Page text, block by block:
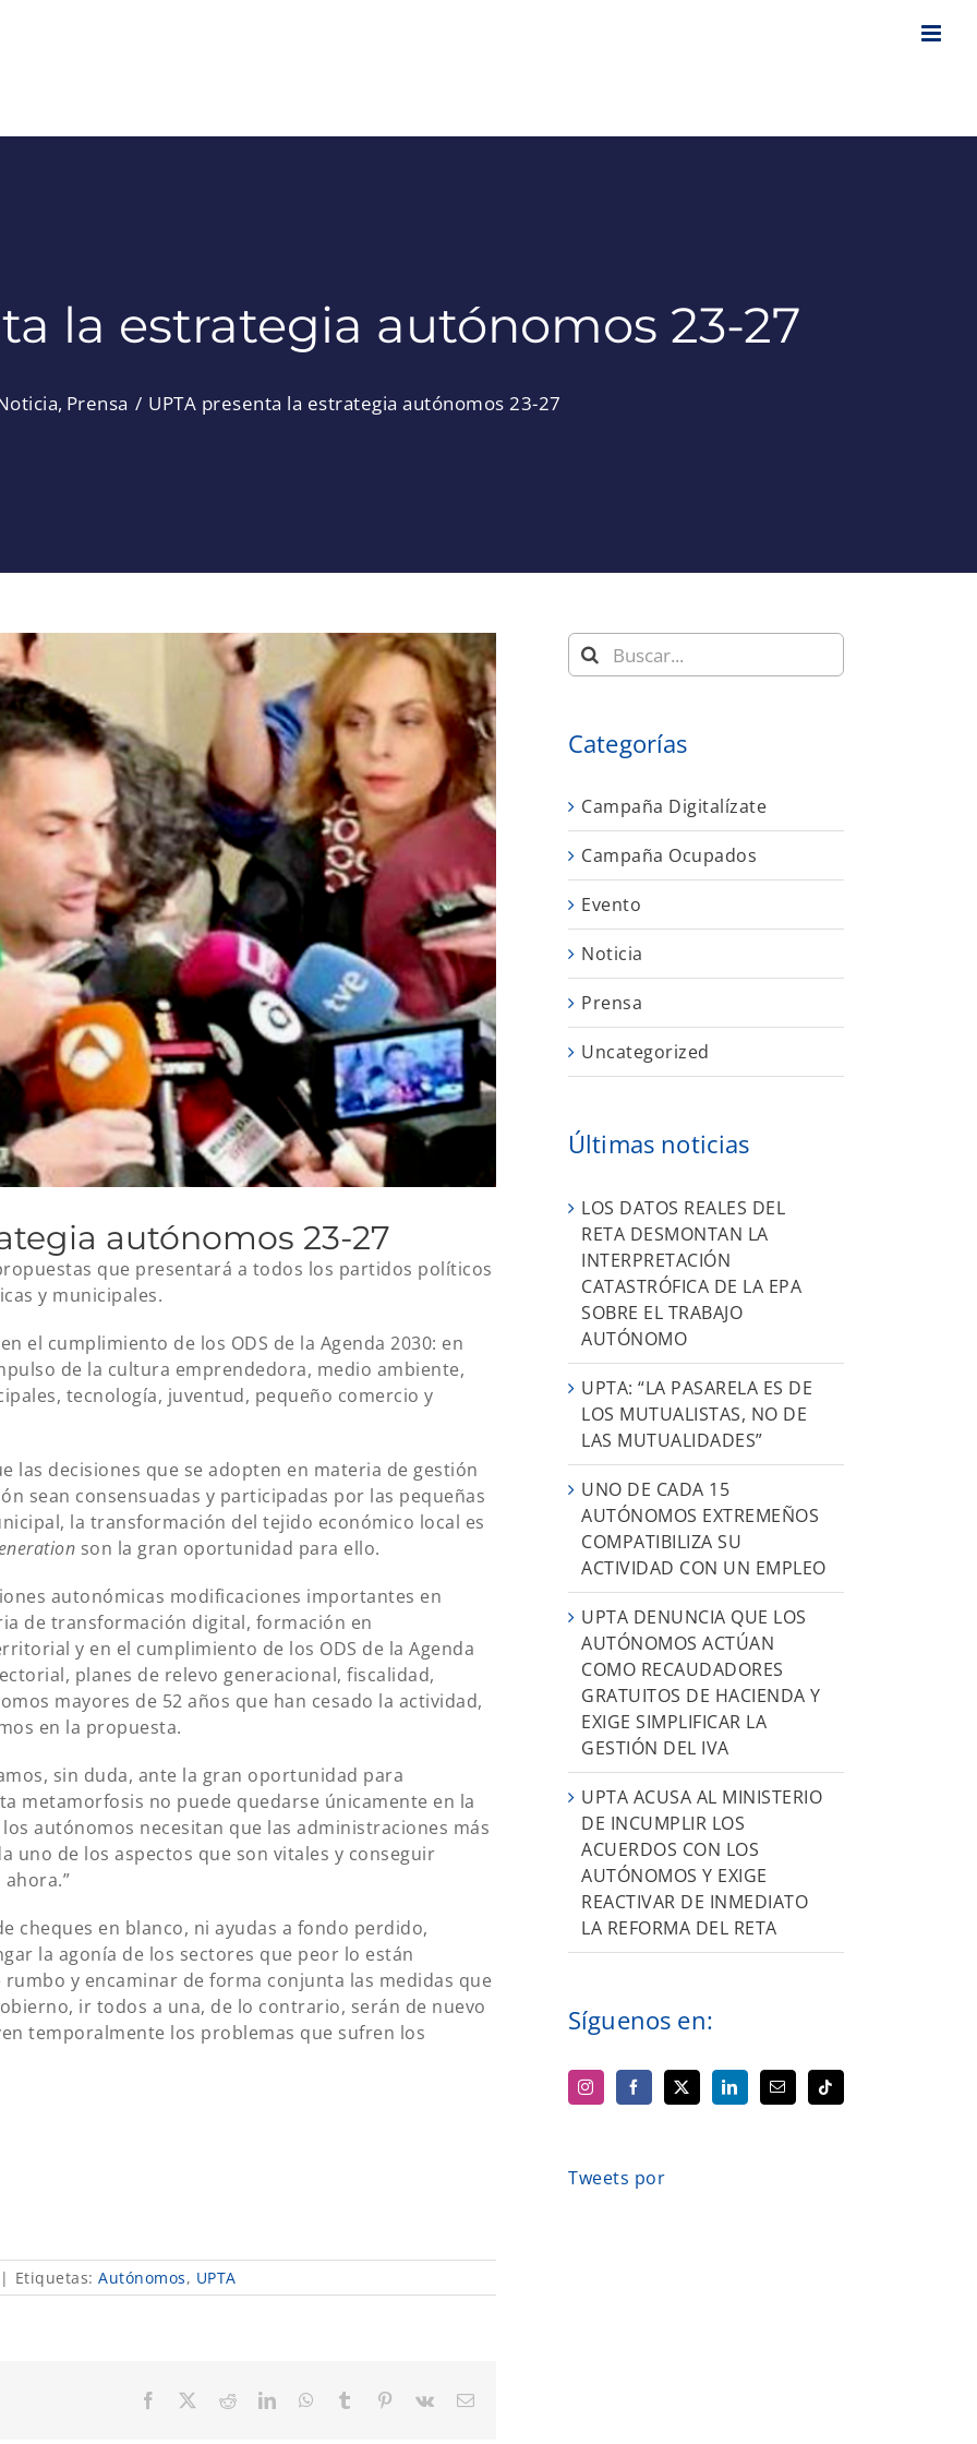
la estrategia autónomos 23-27
Prensa UPTA presenta la estrategia autónomos 23-27
autónomos 23-27
que presentará a todos los partidos políticos
y municipales.
el cumplimiento de los ODS de la Agenda 2030: en
de la cultura emprendedora, medio ambiente,
tecnología, juventud, pequeño comercio y
las decisiones que se adopten en materia de gestión
sean consensuadas y participadas por las pequeñas
la transformación del tejido económico local es
son la gran oportunidad para ello.
autonómicas modificaciones importantes en
de transformación digital, formación en
y en el cumplimiento de los ODS de la Agenda
planes de relevo generacional, fiscalidad,
mayores de 52 años que han cesado la actividad,
en la propuesta.
sin duda, ante la gran oportunidad para
metamorfosis no puede quedarse únicamente en la
autónomos necesitan que las administraciones más
uno de los aspectos que son vitales y conseguir
cheques en blanco, ni ayudas a fondo perdido,
la agonía de los sectores que peor lo están
y encaminar de forma conjunta las medidas que
ir todos a una, de lo contrario, serán de nuevo
temporalmente los problemas que sufren los
| Etiquetas: Autónomos, UPTA
Facebook RedditLinkedInWhatsApp
Tumblr Pinterest
Vk
Correo
Buscar:
Categorías
Campaña Digitalízate
Campaña Ocupados
Evento
Noticia
Prensa
Uncategorized
Últimas noticias
LOS DATOS REALES DEL
RETA DESMONTAN LA
INTERPRETACIÓN
CATASTRÓFICA DE LA EPA
SOBRE EL TRABAJO
AUTÓNOMO
UPTA: “LA PASARELA ES DE
LOS MUTUALISTAS, NO DE
LAS MUTUALIDADES”
UNO DE CADA 15
AUTÓNOMOS EXTREMEÑOS
COMPATIBILIZA SU
ACTIVIDAD CON UN EMPLEO
UPTA DENUNCIA QUE LOS
AUTÓNOMOS ACTÚAN
COMO RECAUDADORES
GRATUITOS DE HACIENDA Y
EXIGE SIMPLIFICAR LA
GESTIÓN DEL IVA
UPTA ACUSA AL MINISTERIO
DE INCUMPLIR LOS
ACUERDOS CON LOS
AUTÓNOMOS Y EXIGE
REACTIVAR DE INMEDIATO
LA REFORMA DEL RETA
Síguenos en:
Tweets por